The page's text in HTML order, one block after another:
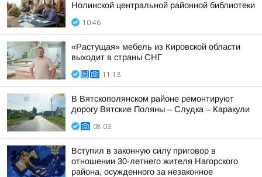
Нолинской центральной районной библиотеки
10:46
«Растущая» мебель из Кировской области
выходит в страны СНГ
11:13
В Вятскополянском районе ремонтируют
дорогу Вятские Поляны – Слудка – Каракули
08:03
Вступил в законную силу приговор в
отношении 30-летнего жителя Нагорского
района, осужденного за незаконное